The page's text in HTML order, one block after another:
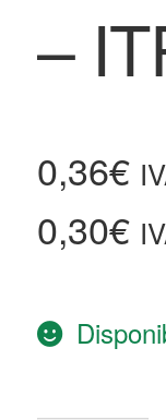
–
0,36€
0,30€